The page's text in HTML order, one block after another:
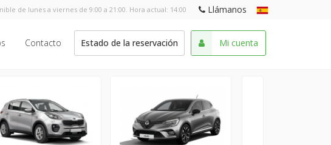
de lunes a viernes de 9:00 a 21:00. Hora actual: 14:00 Llámanos
Contacto Estado de la reservación Mi cuenta